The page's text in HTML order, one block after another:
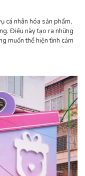
cá nhân hóa sản phẩm,
Điều này tạo ra những
muốn thể hiện tình cảm